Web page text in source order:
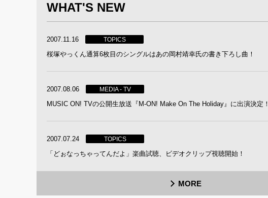
WHAT'S NEW
2007.11.16 TOPICS
桜塚やっくん通算6枚目のシングルはあの岡村靖幸氏の書き下ろし曲！
2007.08.06 MEDIA - TV
MUSIC ON! TVの公開生放送『M-ON! Make On The Holiday』に出演決定！
2007.07.24 TOPICS
「どぉなっちゃってんだよ」楽曲試聴、ビデオクリップ視聴開始！
MORE